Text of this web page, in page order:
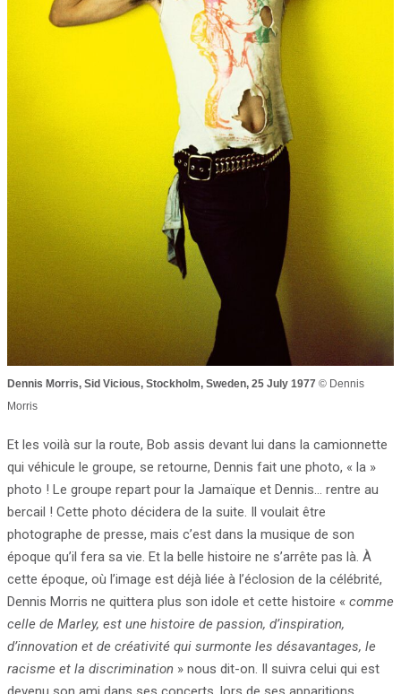
Dennis Morris, Sid Vicious, Stockholm, Sweden, 25 July 1977 © Dennis
Morris
Et les voilà sur la route, Bob assis devant lui dans la camionnette
qui véhicule le groupe, se retourne, Dennis fait une photo, « la »
photo ! Le groupe repart pour la Jamaïque et Dennis… rentre au
bercail ! Cette photo décidera de la suite. Il voulait être
photographe de presse, mais c’est dans la musique de son
époque qu’il fera sa vie. Et la belle histoire ne s’arrête pas là. À
cette époque, où l’image est déjà liée à l’éclosion de la célébrité,
Dennis Morris ne quittera plus son idole et cette histoire « comme
celle de Marley, est une histoire de passion, d’inspiration,
d’innovation et de créativité qui surmonte les désavantages, le
racisme et la discrimination » nous dit-on. Il suivra celui qui est